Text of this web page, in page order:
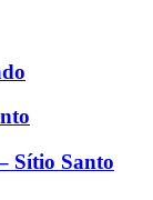
Sítio Santo